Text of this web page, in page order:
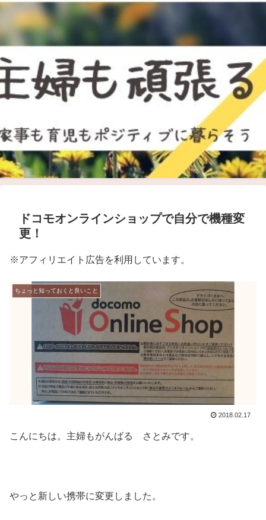
ドコモオンラインショップで自分で機種変
更！
※アフィリエイト広告を利用しています。
ちょっと知っておくと良いこと
2018.02.17
こんにちは。主婦もがんばる さとみです。
やっと新しい携帯に変更しました。